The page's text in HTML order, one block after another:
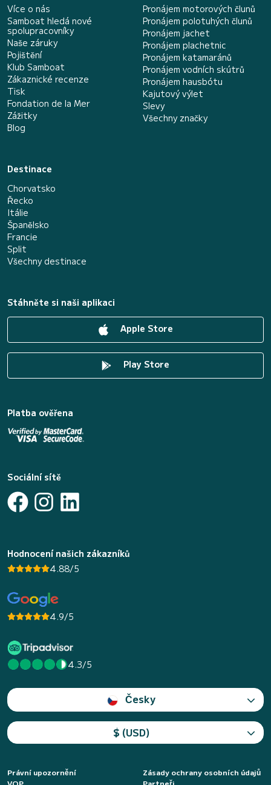
Více o nás
Samboat hledá nové
spolupracovníky
Naše záruky
Pojištění
Klub Samboat
Zákaznické recenze
Tisk
Fondation de la Mer
Zážitky
Blog
Pronájem motorových člunů
Pronájem polotuhých člunů
Pronájem jachet
Pronájem plachetnic
Pronájem katamaránů
Pronájem vodních skútrů
Pronájem hausbótu
Kajutový výlet
Slevy
Všechny značky
Destinace
Chorvatsko
Řecko
Itálie
Španělsko
Francie
Split
Všechny destinace
Stáhněte si naši aplikaci
Apple Store
Play Store
Platba ověřena
Sociální sítě
Hodnocení našich zákazníků
4.88/5
4.9/5
4.3/5
Česky
$ (USD)
Právní upozornění
Zásady ochrany osobních údajů